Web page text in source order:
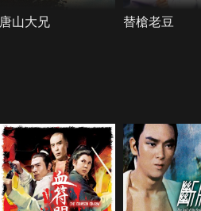
唐山大兄 替槍老豆